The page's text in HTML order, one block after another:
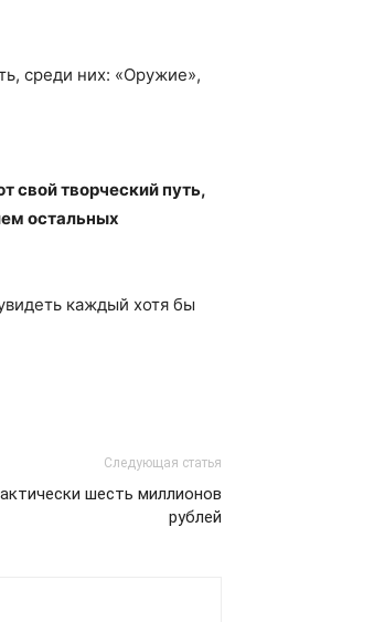
среди них: «Оружие»,
свой творческий путь,
остальных
каждый хотя бы
Следующая статья
шесть миллионов
рублей